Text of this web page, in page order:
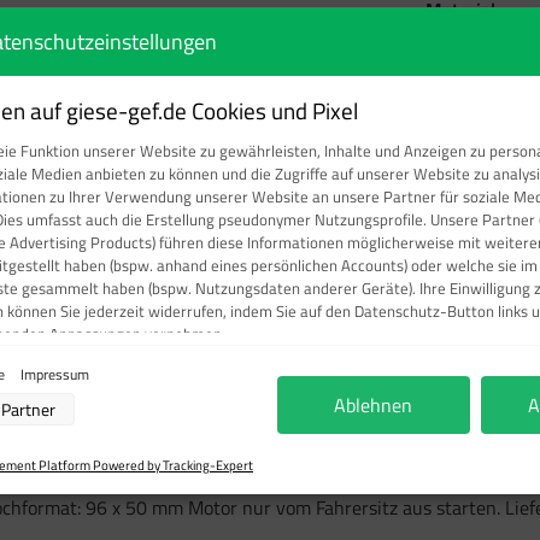
Material
Produkt Anzahl:
Fahrersitz aus starten,
96 x 50 mm Motor nur vom Fahrersitz aus starten.
auf giese-gef.de Cookies und Pixel
Funktion unserer Website zu gewährleisten, Inhalte und Anzeigen zu
Medien anbieten zu können und die Zugriffe auf unserer Website zu
zu Ihrer Verwendung unserer Website an unsere Partner für soziale
umfasst auch die Erstellung pseudonymer Nutzungsprofile. Unsere
Advertising Products) führen diese Informationen möglicherweise mit
haben (bspw. anhand eines persönlichen Accounts) oder welche sie
gesammelt haben (bspw. Nutzungsdaten anderer Geräte). Ihre Einwilligung
können Sie jederzeit widerrufen, indem Sie auf den Datenschutz-Button links
Anpassungen vornehmen.
durch unsere Partner:
Zugriff auf Informationen auf einem Endgerät
zur Auswahl personalisierter Werbung
zur Personalisierung von Inhalten
zur Auswahl personalisierter Inhalte
Impressum
Partner Ablehnen
Platform Powered by Tracking-Expert